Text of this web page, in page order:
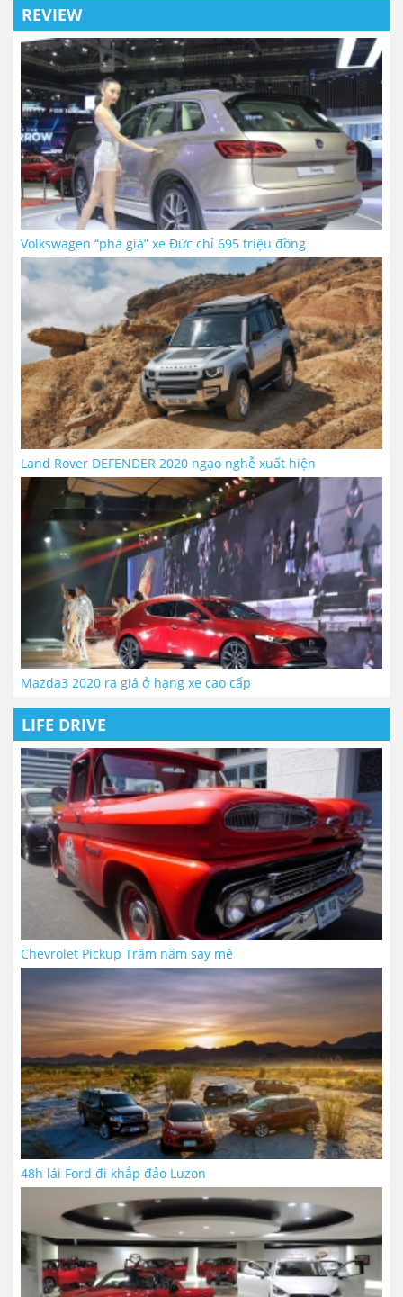
REVIEW
Volkswagen “phá giá” xe Đức chỉ 695 triệu đồng
Land Rover DEFENDER 2020 ngạo nghễ xuất hiện
Mazda3 2020 ra giá ở hạng xe cao cấp
LIFE DRIVE
Chevrolet Pickup Trăm năm say mê
48h lái Ford đi khắp đảo Luzon